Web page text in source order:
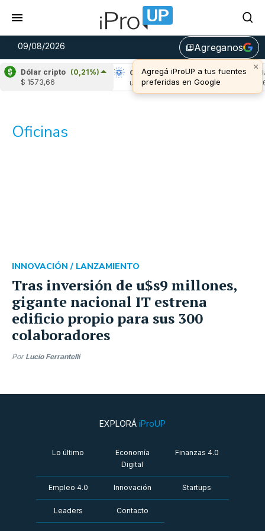
09/08/2026 library_addAgreganos
×
Agregá iProUP a tus fuentes
preferidas en Google
Dólar cripto (0,21%)
$ 1573,66
Ripple (-0,05%)
u$s 1,04
Cardano (-1,39%)
u$s 0,20
u$s
Oficinas
Tras inversión de u$s9 millones,
gigante nacional IT estrena
edificio propio para sus 300
colaboradores
INNOVACIÓN / LANZAMIENTO
Por Lucio Ferrantelli
EXPLORÁ iProUP
Lo último
Economía
Digital
Finanzas 4.0
Empleo 4.0 Innovación Startups
Leaders Contacto